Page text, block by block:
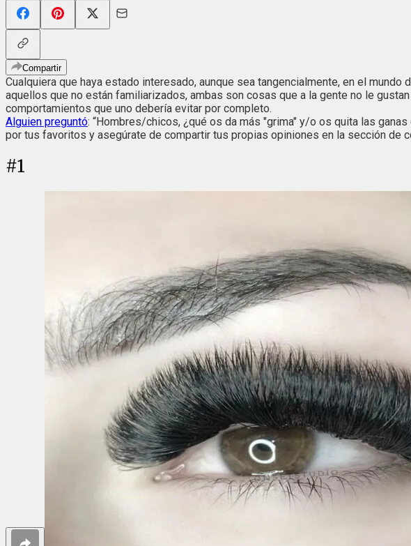
Compartir
Cualquiera que haya estado interesado, aunque sea tangencialmente, en el mundo
aquellos que no están familiarizados, ambas son cosas que a la gente no le
comportamientos que uno debería evitar por completo.
Alguien preguntó: “Hombres/chicos, ¿qué os da más "grima" y/o os quita las
por tus favoritos y asegúrate de compartir tus propias opiniones en la sección de
#1